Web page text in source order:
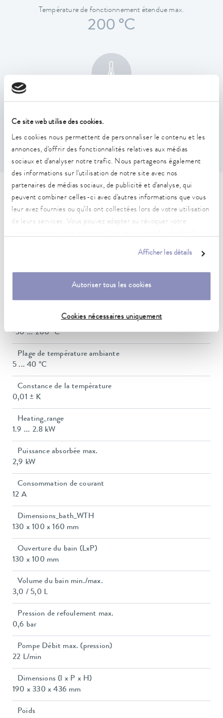
Ce site web utilise des cookies.
Les cookies nous permettent de personnaliser le contenu et les
annonces, d'offrir des fonctionnalités relatives aux médias
sociaux et d'analyser notre trafic. Nous partageons également
des informations sur l'utilisation de notre site avec nos
partenaires de médias sociaux, de publicité et d'analyse, qui
peuvent combiner celles-ci avec d'autres informations que vous
leur avez fournies ou qu'ils ont collectées lors de votre utilisation
de leurs services. Vous pouvez adapter ou révoquer votre
Afficher les détails
Autoriser tous les cookies
Cookies nécessaires uniquement
Température de fonctionnement étendue max.
200 °C
0,01 ± K
Caractéristiques techniques
(selon DIN 12876)
refroidissement à l'eau
20 ... 200 °C
Plage de température de fonctionnement
-30 ... 200 °C
Plage de température ambiante
5 ... 40 °C
Constance de la température
0,01 ± K
Heating_range
1.9 ... 2.8 kW
Puissance absorbée max.
2,9 kW
Consommation de courant
12 A
Dimensions_bath_WTH
130 x 100 x 160 mm
Ouverture du bain (LxP)
130 x 100 mm
Volume du bain min./max.
3,0 / 5,0 L
Pression de refoulement max.
0,6 bar
Pompe Débit max. (pression)
22 L/min
Dimensions (l x P x H)
190 x 330 x 436 mm
Poids